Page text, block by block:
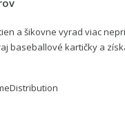
a šikovne vyrad viac
baseballové kartičky a